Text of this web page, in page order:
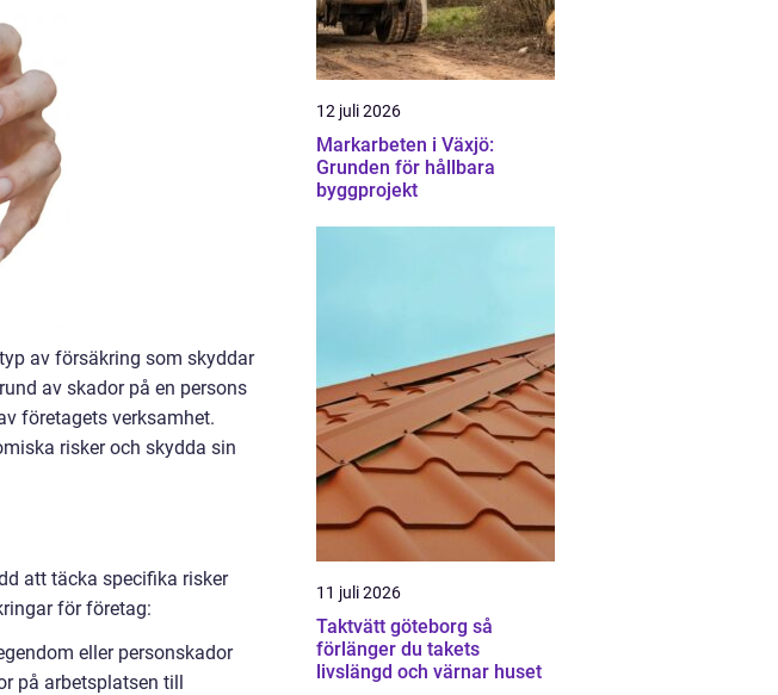
av försäkring som skyddar
av skador på en persons
företagets verksamhet.
risker och skydda sin
att täcka specifika risker
för företag:
eller personskador
på arbetsplatsen till
12 juli 2026
Markarbeten i Växjö:
Grunden för hållbara
byggprojekt
11 juli 2026
Taktvätt göteborg så
förlänger du takets
livslängd och värnar huset